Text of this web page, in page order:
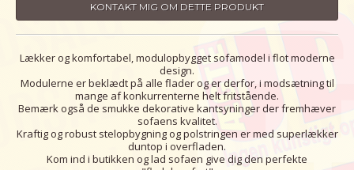
KONTAKT MIG OM DETTE PRODUKT
Lækker og komfortabel, modulopbygget sofamodel i flot moderne
design.
Modulerne er beklædt på alle flader og er derfor, i modsætning til
mange af konkurrenterne helt fritstående.
Bemærk også de smukke dekorative kantsyninger der fremhæver
sofaens kvalitet.
Kraftig og robust stelopbygning og polstringen er med superlækker
duntop i overfladen.
Kom ind i butikken og lad sofaen give dig den perfekte